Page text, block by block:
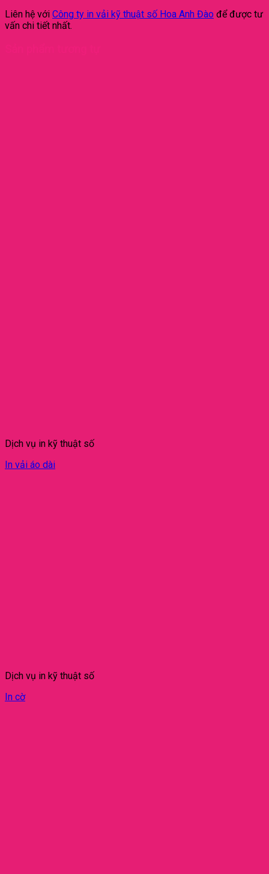
Liên hệ với Công ty in vải kỹ thuật số Hoa Anh Đào để được tư
vấn chi tiết nhất.
Dịch vụ in kỹ thuật số
In vải áo dài
Dịch vụ in kỹ thuật số
In cờ